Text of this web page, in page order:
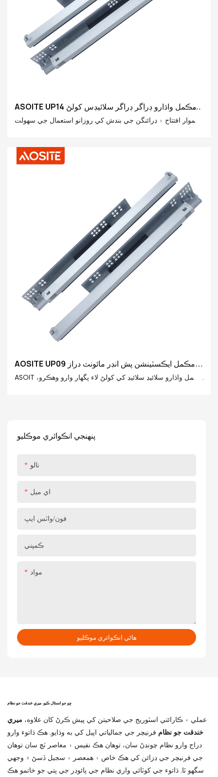
پنھنجي انڪوائري موڪليو
نالو
اي ميل
فون/واٽس ايپ
ڪمپني
مواد
هاڻي انڪوائري موڪليو
ASOITE UP14 مڪمل واڌارو ڊراگر ڊراگر سلائيڊس کولڻ
لاء (هينڊل سان گڏ)
هموار افتتاح ۽ ڊرائنگن جي بندش کي روزانو استعمال جي سهولت
ٿو. ASOIT مڪمل واڌارو سلائيڊ سلائيڊ کي کولڻ لاء پائنيٽ ڊراء
سلائيڊ، بهترين ڪارڪردگي ۽ سوچيندڙ ڊزائن سان گڏ، ڪيترن ئي
AOSITE UP09 مڪمل ايڪسٽينشن پش انڊر مائونٽ دراز
سلائيڊز کي کولڻ لاءِ (هٿ سان)
ASOIT مڪمل واڌارو سلائيڊ سلائيڊ کي کولڻ لاء پگهار وارو وهڪرو،
ڇو جو انسٽال ڪيو ميري خندقت جو نظام
عملي ۽ ڪارائتي اسٽوريج جي صلاحيتن کي پيش ڪرڻ کان علاوه، ميري
خندقت جو نظام فرنيچر جي جمالياتي اپيل کي به وڌايو. هڪ ڌاتوء وارو
دراج وارو نظام چونڊڻ سان، توهان هڪ نفيس ۽ معاصر ٽچ سان توهان
جي فرنيچر جي ڊزائن کي هڪ خاص ۽ همعصر ۽ سجيل ڏسڻ ۾ وجهي
سگهو ٿا. ڌاتوء جي کوٽائي واري نظام جي پائوڊر جي پتي جو خاتمو هڪ